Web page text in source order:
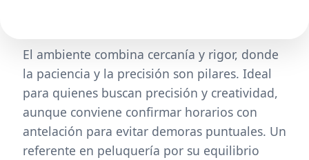
El ambiente combina cercanía y rigor, donde
la paciencia y la precisión son pilares. Ideal
para quienes buscan precisión y creatividad,
aunque conviene confirmar horarios con
antelación para evitar demoras puntuales. Un
referente en peluquería por su equilibrio